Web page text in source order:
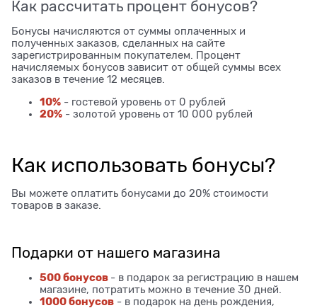
Как рассчитать процент бонусов?
Бонусы начисляются от суммы оплаченных и
полученных заказов, сделанных на сайте
зарегистрированным покупателем. Процент
начисляемых бонусов зависит от общей суммы всех
заказов в течение 12 месяцев.
10% - гостевой уровень от 0 рублей
20% - золотой уровень от 10 000 рублей
Как использовать бонусы?
Вы можете оплатить бонусами до 20% стоимости
товаров в заказе.
Подарки от нашего магазина
500 бонусов - в подарок за регистрацию в нашем
магазине, потратить можно в течение 30 дней.
1000 бонусов - в подарок на день рождения,